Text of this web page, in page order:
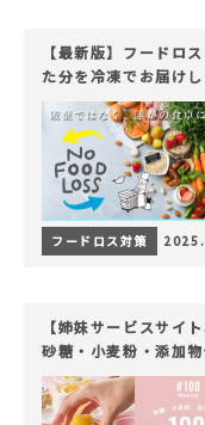
【最新版】フードロ
た分を冷凍でお届け
フードロス対策
【姉妹サービスサイ
砂糖・小麦粉・添加
ツ”『#100（シャープ